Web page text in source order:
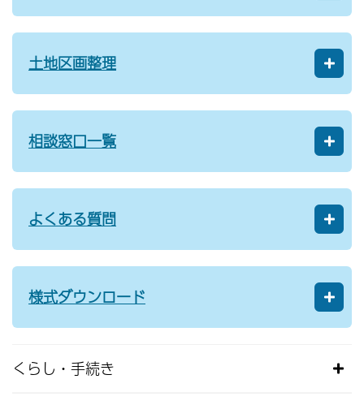
土地区画整理
相談窓口一覧
よくある質問
様式ダウンロード
くらし・手続き